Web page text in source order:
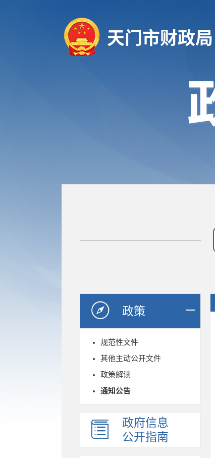
天门市财政局
政策
规范性文件
其他主动公开文件
政策解读
通知公告
政府信息
公开指南